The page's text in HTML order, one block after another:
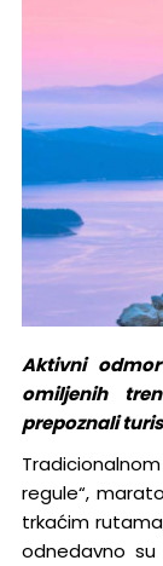
Aktivni
omiljenih
prepoznali
regule“,
trkaćim
odnedavno